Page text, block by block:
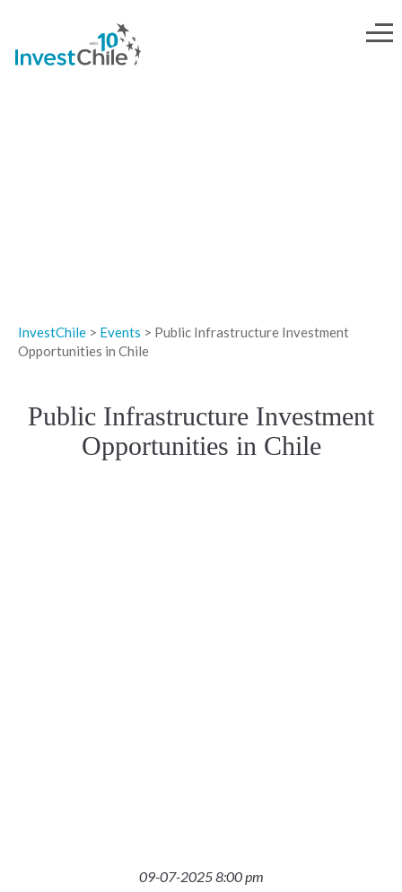
InvestChile > Events > Public Infrastructure Investment
Opportunities in Chile
Public Infrastructure Investment
Opportunities in Chile
09-07-2025 8:00 pm